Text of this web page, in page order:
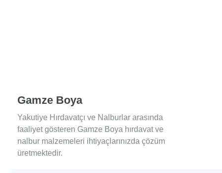
Gamze Boya
Yakutiye Hırdavatçı ve Nalburlar arasında
faaliyet gösteren Gamze Boya hırdavat ve
nalbur malzemeleri ihtiyaçlarınızda çözüm
üretmektedir.